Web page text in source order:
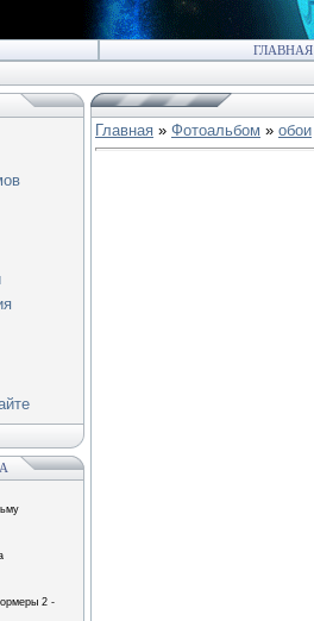
ГЛАВНАЯ
2 -
Главная » Фотоальбом » обои